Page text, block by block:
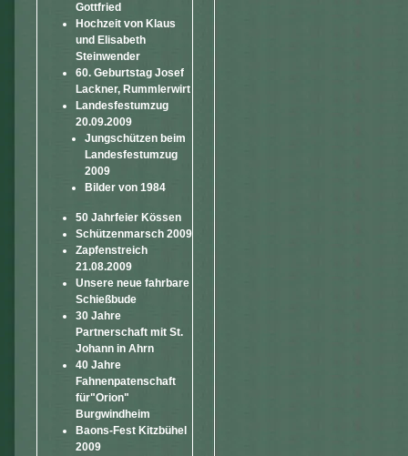
Gottfried
Hochzeit von Klaus
und Elisabeth
Steinwender
60. Geburtstag Josef
Lackner, Rummlerwirt
Landesfestumzug
20.09.2009
Jungschützen beim
Landesfestumzug
2009
Bilder von 1984
50 Jahrfeier Kössen
Schützenmarsch 2009
Zapfenstreich
21.08.2009
Unsere neue fahrbare
Schießbude
30 Jahre
Partnerschaft mit St.
Johann in Ahrn
40 Jahre
Fahnenpatenschaft
für"Orion"
Burgwindheim
Baons-Fest Kitzbühel
2009